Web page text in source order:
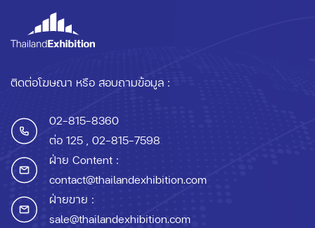
ติดต่อโฆษณา หรือ สอบถามข้อมูล :
02-815-8360
ต่อ 125 , 02-815-7598
ฝ่าย Content :
contact@thailandexhibition.com
ฝ่ายขาย :
sale@thailandexhibition.com